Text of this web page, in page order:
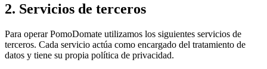
2. Servicios de terceros
Para operar PomoDomate utilizamos los siguientes servicios de
terceros. Cada servicio actúa como encargado del tratamiento de
datos y tiene su propia política de privacidad.